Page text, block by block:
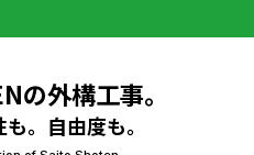
の外構工事。
。自由度も。